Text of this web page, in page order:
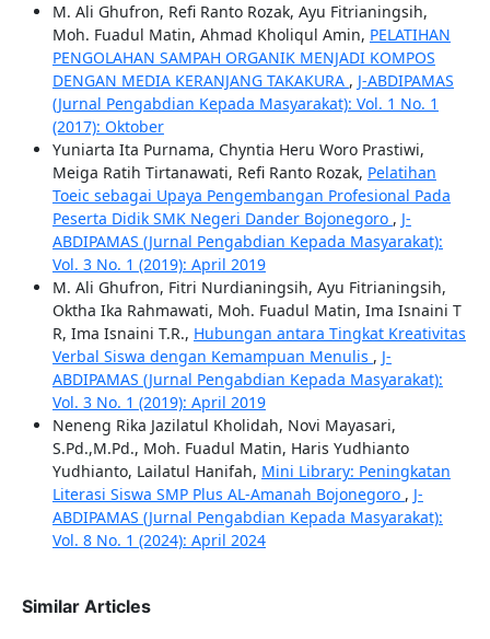
M. Ali Ghufron, Refi Ranto Rozak, Ayu Fitrianingsih,
Moh. Fuadul Matin, Ahmad Kholiqul Amin, PELATIHAN
PENGOLAHAN SAMPAH ORGANIK MENJADI KOMPOS
DENGAN MEDIA KERANJANG TAKAKURA , J-ABDIPAMAS
(Jurnal Pengabdian Kepada Masyarakat): Vol. 1 No. 1
(2017): Oktober
Yuniarta Ita Purnama, Chyntia Heru Woro Prastiwi,
Meiga Ratih Tirtanawati, Refi Ranto Rozak, Pelatihan
Toeic sebagai Upaya Pengembangan Profesional Pada
Peserta Didik SMK Negeri Dander Bojonegoro , J-
ABDIPAMAS (Jurnal Pengabdian Kepada Masyarakat):
Vol. 3 No. 1 (2019): April 2019
M. Ali Ghufron, Fitri Nurdianingsih, Ayu Fitrianingsih,
Oktha Ika Rahmawati, Moh. Fuadul Matin, Ima Isnaini T
R, Ima Isnaini T.R., Hubungan antara Tingkat Kreativitas
Verbal Siswa dengan Kemampuan Menulis , J-
ABDIPAMAS (Jurnal Pengabdian Kepada Masyarakat):
Vol. 3 No. 1 (2019): April 2019
Neneng Rika Jazilatul Kholidah, Novi Mayasari,
S.Pd.,M.Pd., Moh. Fuadul Matin, Haris Yudhianto
Yudhianto, Lailatul Hanifah, Mini Library: Peningkatan
Literasi Siswa SMP Plus AL-Amanah Bojonegoro , J-
ABDIPAMAS (Jurnal Pengabdian Kepada Masyarakat):
Vol. 8 No. 1 (2024): April 2024
Similar Articles